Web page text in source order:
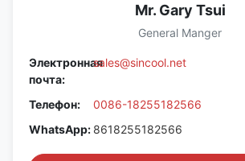
Mr. Gary Tsui
General Manger
Электронная
почта:
sales@sincool.net
Телефон:
0086-18255182566
WhatsApp: 8618255182566